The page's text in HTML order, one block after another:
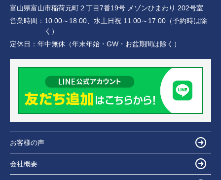
富山県富山市稲荷元町２丁目7番19号 メゾンひまわり 202号室
営業時間： 10:00～18:00、水土日祝 11:00～17:00（予約時は除
く）
定休日： 年中無休（年末年始・GW・お盆期間は除く）
お客様の声
会社概要